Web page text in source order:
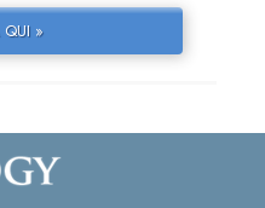
QUI »